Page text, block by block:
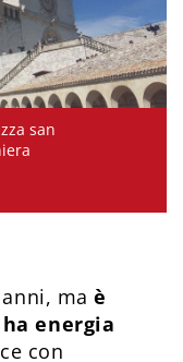
san
anni, maè
energia
con